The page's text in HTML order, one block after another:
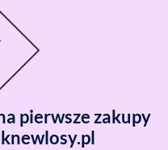
pierwsze zakupy